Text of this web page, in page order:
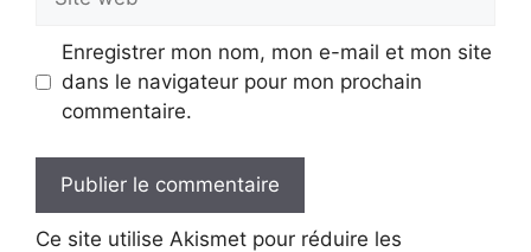
web
Enregistrer mon nom, mon e-mail et mon site
dans le navigateur pour mon prochain
commentaire.
Ce site utilise Akismet pour réduire les